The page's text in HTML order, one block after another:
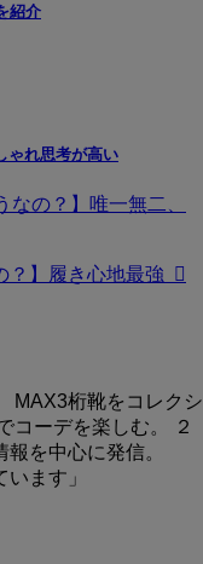
紹介
ゃれ思考が高い
なの？】唯一無二、
？】履き心地最強
MAX3桁靴をコレクシ
コーデを楽しむ。 ２
を中心に発信。
ます」